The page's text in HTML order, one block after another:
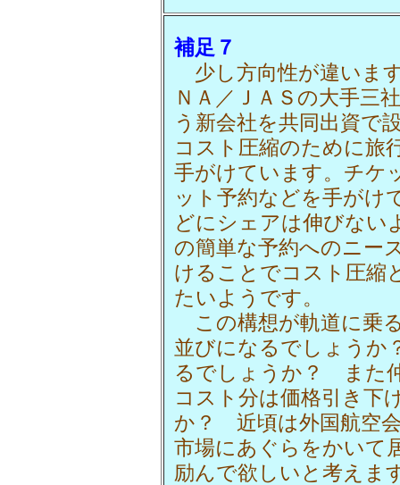
補足７
少し方向性が違いま
ＮＡ／ＪＡＳの大手三
う新会社を共同出資で
コスト圧縮のために旅
手がけています。チケ
ット予約などを手がけ
どにシェアは伸びない
の簡単な予約へのニー
けることでコスト圧縮
たいようです。
この構想が軌道に乗
並びになるでしょう
るでしょうか？ また
コスト分は価格引き下
か？ 近頃は外国航空
市場にあぐらをかいて
励んで欲しいと考えま